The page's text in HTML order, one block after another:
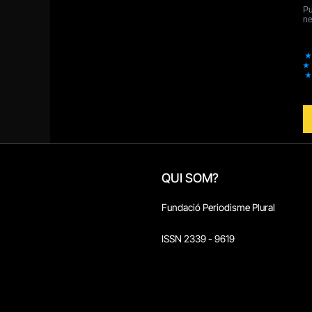
QUI SOM?
Fundació Periodisme Plural
ISSN 2339 - 9619